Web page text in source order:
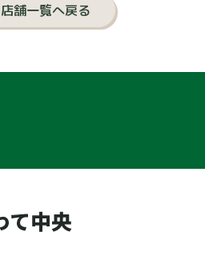
店舗一覧へ戻る